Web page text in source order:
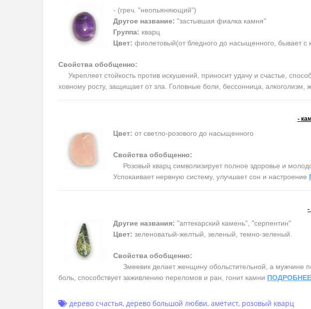
- (греч. "неопьяняющий")
Другое название: "застывшая фиалка камня"
Группа: кварц
Цвет: фиолетовый(от бледного до насыщенного, бывает с
Свойства обобщенно:
Укрепляет стойкость против искушений, приносит удачу и счастье,
ховному росту, защищает от зла. Головные боли, бессонница,
-
Цвет: от светло-розового до насыщенного
Свойства обобщенно:
Розовый кварц символизирует полное здоровье и
Успокаивает нервную систему, улучшает сон и настроение
-
Другие названия: "аптекарский камень", "серпентин"
Цвет: зеленоватый-желтый, зеленый, темно-зеленый.
Свойства обобщенно:
Змеевик делает женщину обольстительной, а мужчине
боль, способствует заживлению переломов и ран, гонит камни ПОДРОБНЕЕ
дерево счастья, дерево большой любви, аметист, розовый кварц